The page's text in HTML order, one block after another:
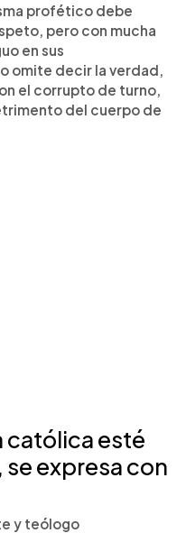
profético debe
pero con mucha
en sus
omite decir la verdad,
el corrupto de turno,
del cuerpo de
católica esté
expresa con
y teólogo